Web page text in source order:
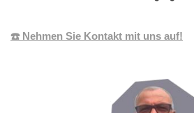
☎️ Nehmen Sie Kontakt mit uns auf!